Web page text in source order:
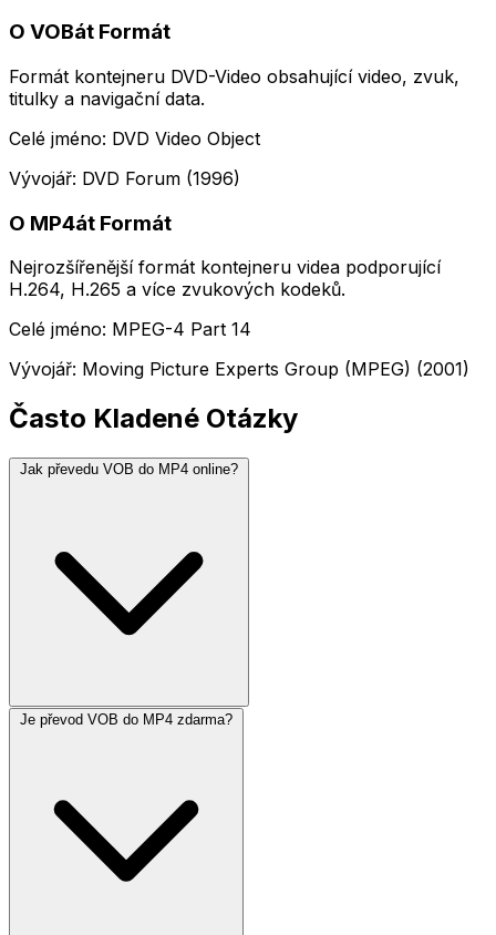
O VOBát Formát
Formát kontejneru DVD-Video obsahující video, zvuk,
titulky a navigační data.
Celé jméno: DVD Video Object
Vývojář: DVD Forum (1996)
O MP4át Formát
Nejrozšířenější formát kontejneru videa podporující
H.264, H.265 a více zvukových kodeků.
Celé jméno: MPEG-4 Part 14
Vývojář: Moving Picture Experts Group (MPEG) (2001)
Často Kladené Otázky
Jak převedu VOB do MP4 online?
Je převod VOB do MP4 zdarma?